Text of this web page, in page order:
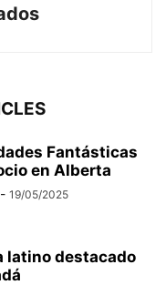
Fantásticas
en Alberta
- 19/05/2025
latino destacado